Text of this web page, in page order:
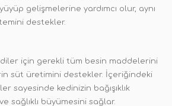
gelişmelerine yardımcı olur, aynı
destekler.
için gerekli tüm besin maddelerini
süt üretimini destekler. İçeriğindeki
sayesinde kedinizin bağışıklık
sağlıklı büyümesini sağlar.